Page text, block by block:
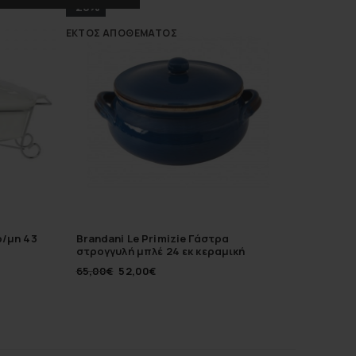
μη 43
-20%
ΕΚΤΌΣ ΑΠΟΘΈΜΑΤΟΣ
Brandani Le Primizie Γάστρα
στρογγυλή μπλέ 24 εκ κεραμική
65,00€ 52,00€